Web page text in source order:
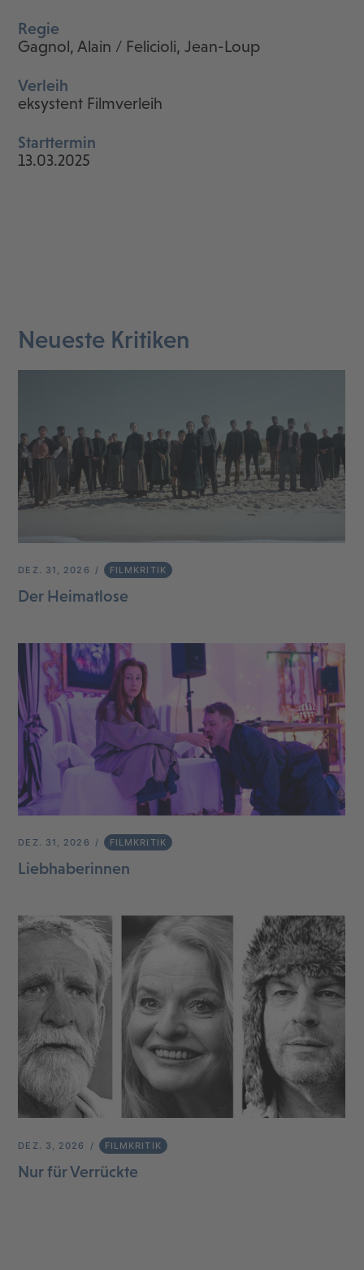
Regie
Gagnol, Alain / Felicioli, Jean-Loup
Verleih
eksystent Filmverleih
Starttermin
13.03.2025
Neueste Kritiken
DEZ. 31, 2026 FILMKRITIK
Der Heimatlose
DEZ. 31, 2026 FILMKRITIK
Liebhaberinnen
DEZ. 3, 2026 FILMKRITIK
Nur für Verrückte